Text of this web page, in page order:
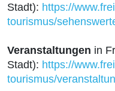
Stadt): https://
tourismus/
Veranstaltungen in
Stadt): https://
tourismus/